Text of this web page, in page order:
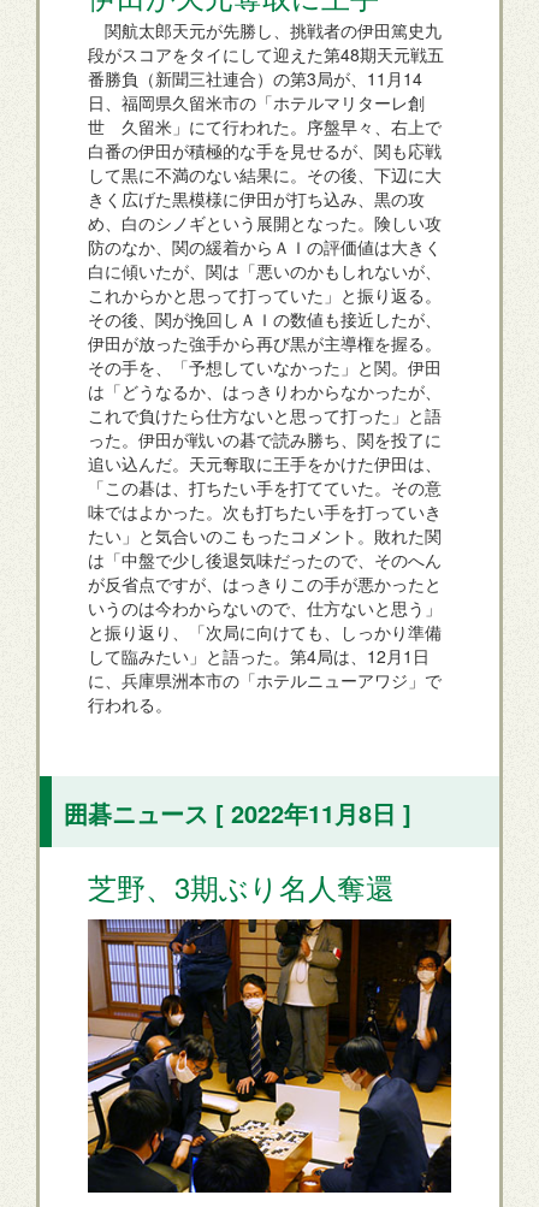
関航太郎天元が先勝し、挑戦者の伊田篤史九
段がスコアをタイにして迎えた第48期天元戦五
番勝負（新聞三社連合）の第3局が、11月14
日、福岡県久留米市の「ホテルマリターレ創
世 久留米」にて行われた。序盤早々、右上で
白番の伊田が積極的な手を見せるが、関も応戦
して黒に不満のない結果に。その後、下辺に大
きく広げた黒模様に伊田が打ち込み、黒の攻
め、白のシノギという展開となった。険しい攻
防のなか、関の緩着からＡＩの評価値は大きく
白に傾いたが、関は「悪いのかもしれないが、
これからかと思って打っていた」と振り返る。
その後、関が挽回しＡＩの数値も接近したが、
伊田が放った強手から再び黒が主導権を握る。
その手を、「予想していなかった」と関。伊田
は「どうなるか、はっきりわからなかったが、
これで負けたら仕方ないと思って打った」と語
った。伊田が戦いの碁で読み勝ち、関を投了に
追い込んだ。天元奪取に王手をかけた伊田は、
「この碁は、打ちたい手を打てていた。その意
味ではよかった。次も打ちたい手を打っていき
たい」と気合いのこもったコメント。敗れた関
は「中盤で少し後退気味だったので、そのへん
が反省点ですが、はっきりこの手が悪かったと
いうのは今わからないので、仕方ないと思う」
と振り返り、「次局に向けても、しっかり準備
して臨みたい」と語った。第4局は、12月1日
に、兵庫県洲本市の「ホテルニューアワジ」で
行われる。
囲碁ニュース [ 2022年11月8日 ]
芝野、3期ぶり名人奪還